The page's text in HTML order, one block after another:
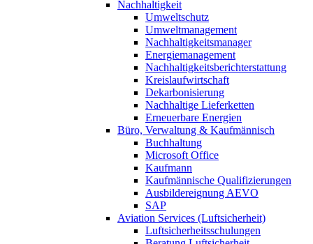
Nachhaltigkeit
Umweltschutz
Umweltmanagement
Nachhaltigkeitsmanager
Energiemanagement
Nachhaltigkeitsberichterstattung
Kreislaufwirtschaft
Dekarbonisierung
Nachhaltige Lieferketten
Erneuerbare Energien
Büro, Verwaltung & Kaufmännisch
Buchhaltung
Microsoft Office
Kaufmann
Kaufmännische Qualifizierungen
Ausbildereignung AEVO
SAP
Aviation Services (Luftsicherheit)
Luftsicherheitsschulungen